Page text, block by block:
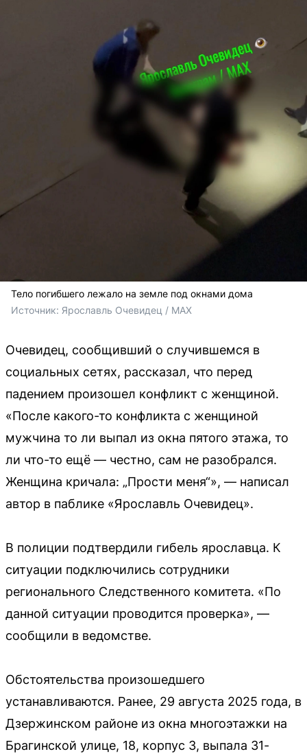
Тело погибшего лежало на земле под окнами дома
Источник: Ярославль Очевидец / MAX
Очевидец, сообщивший о случившемся в
социальных сетях, рассказал, что перед
падением произошел конфликт с женщиной.
«После какого-то конфликта с женщиной
мужчина то ли выпал из окна пятого этажа, то
ли что-то ещё — честно, сам не разобрался.
Женщина кричала: „Прости меня“», — написал
автор в паблике «Ярославль Очевидец».
В полиции подтвердили гибель ярославца. К
ситуации подключились сотрудники
регионального Следственного комитета. «По
данной ситуации проводится проверка», —
сообщили в ведомстве.
Обстоятельства произошедшего
устанавливаются. Ранее, 29 августа 2025 года, в
Дзержинском районе из окна многоэтажки на
Брагинской улице, 18, корпус 3, выпала 31-